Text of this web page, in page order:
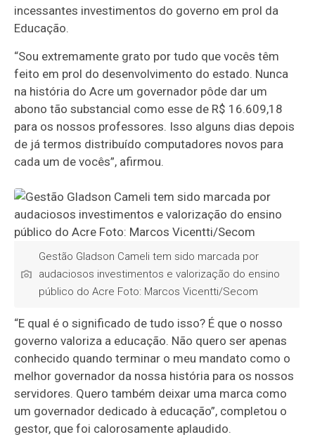
incessantes investimentos do governo em prol da
Educação.
“Sou extremamente grato por tudo que vocês têm
feito em prol do desenvolvimento do estado. Nunca
na história do Acre um governador pôde dar um
abono tão substancial como esse de R$ 16.609,18
para os nossos professores. Isso alguns dias depois
de já termos distribuído computadores novos para
cada um de vocês”, afirmou.
Gestão Gladson Cameli tem sido marcada por
audaciosos investimentos e valorização do ensino
público do Acre Foto: Marcos Vicentti/Secom
“E qual é o significado de tudo isso? É que o nosso
governo valoriza a educação. Não quero ser apenas
conhecido quando terminar o meu mandato como o
melhor governador da nossa história para os nossos
servidores. Quero também deixar uma marca como
um governador dedicado à educação”, completou o
gestor, que foi calorosamente aplaudido.